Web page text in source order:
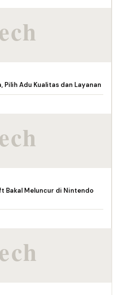
Pilih Adu Kualitas dan Layanan
Bakal Meluncur di Nintendo